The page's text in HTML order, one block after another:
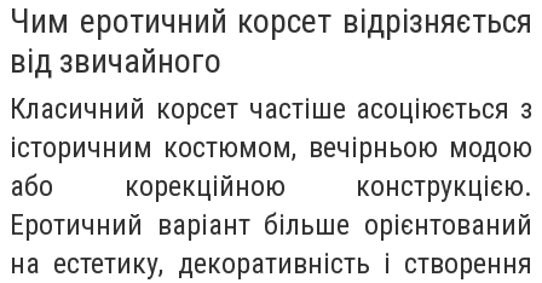
Чим еротичний корсет відрізняється
від звичайного
Класичний корсет частіше асоціюється з
історичним костюмом, вечірньою модою
або корекційною конструкцією.
Еротичний варіант більше орієнтований
на естетику, декоративність і створення